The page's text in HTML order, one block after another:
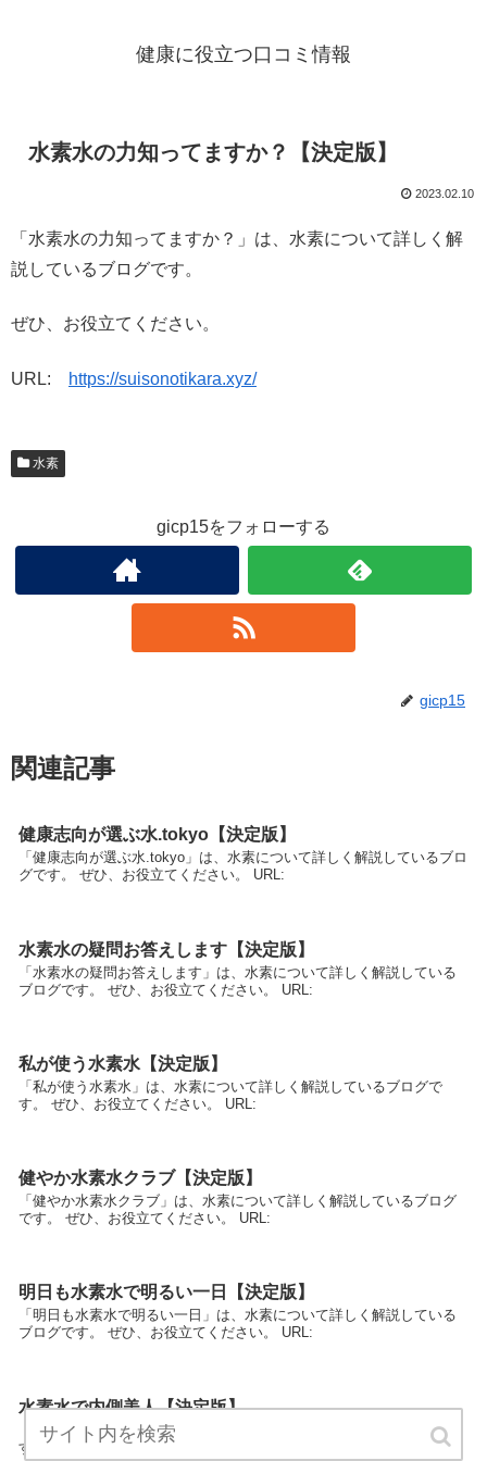
健康に役立つ口コミ情報
水素水の力知ってますか？【決定版】
2023.02.10
「水素水の力知ってますか？」は、水素について詳しく解
説しているブログです。
ぜひ、お役立てください。
URL: https://suisonotikara.xyz/
水素
gicp15をフォローする
gicp15
関連記事
健康志向が選ぶ水.tokyo【決定版】
「健康志向が選ぶ水.tokyo」は、水素について詳しく解説しているブロ
グです。 ぜひ、お役立てください。 URL:
水素水の疑問お答えします【決定版】
「水素水の疑問お答えします」は、水素について詳しく解説している
ブログです。 ぜひ、お役立てください。 URL:
私が使う水素水【決定版】
「私が使う水素水」は、水素について詳しく解説しているブログで
す。 ぜひ、お役立てください。 URL:
健やか水素水クラブ【決定版】
「健やか水素水クラブ」は、水素について詳しく解説しているブログ
です。 ぜひ、お役立てください。 URL:
明日も水素水で明るい一日【決定版】
「明日も水素水で明るい一日」は、水素について詳しく解説している
ブログです。 ぜひ、お役立てください。 URL:
水素水で内側美人【決定版】
「水素水で内側美人」は、水素について詳しく解説しているブログで
す。 ぜひ、お役立てください。 URL: